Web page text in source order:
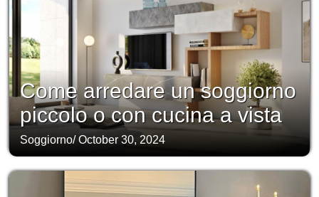
Come arredare un soggiorno
piccolo o con cucina a vista
Soggiorno/October 30, 2024